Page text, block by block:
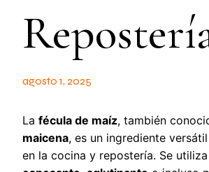
agosto 1, 2025
La fécula de maíz, también
maicena, es un ingrediente
en la cocina y repostería. Se